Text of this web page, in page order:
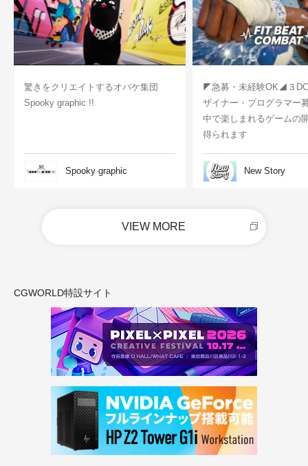
驚きをクリエイトするオバケ集団
Spooky graphic !!
Spooky graphic
◤急募・未経験OK◢３
ザイナー・プログラマー
中で楽しまれるゲームの
得られます
New Story
VIEW MORE
CGWORLD特設サイト